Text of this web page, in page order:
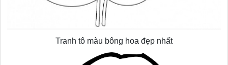
Tranh tô màu bông hoa đẹp nhất